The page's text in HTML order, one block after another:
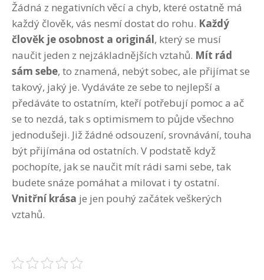
Žádná z negativních věcí a chyb, které ostatně má
každý člověk, vás nesmí dostat do rohu. Každý
člověk je osobnost a originál, který se musí
naučit jeden z nejzákladnějších vztahů. Mít rád
sám sebe, to znamená, nebýt sobec, ale přijímat se
takový, jaký je. Vydáváte ze sebe to nejlepší a
předáváte to ostatním, kteří potřebují pomoc a ač
se to nezdá, tak s optimismem to půjde všechno
jednodušeji. Již žádné odsouzení, srovnávání, touha
být přijímána od ostatních. V podstatě když
pochopíte, jak se naučit mít rádi sami sebe, tak
budete snáze pomáhat a milovat i ty ostatní.
Vnitřní krása je jen pouhý začátek veškerých
vztahů.